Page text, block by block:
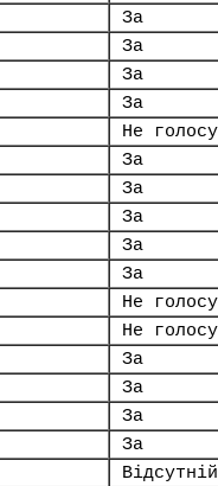
За
За
За
За
Не
За
За
За
За
За
Не
Не
За
За
За
За
Відсутній